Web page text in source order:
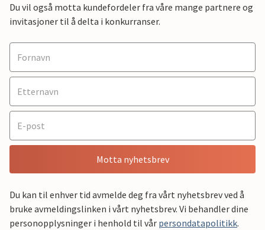
Du vil også motta kundefordeler fra våre mange partnere og
invitasjoner til å delta i konkurranser.
Motta nyhetsbrev
Du kan til enhver tid avmelde deg fra vårt nyhetsbrev ved å
bruke avmeldingslinken i vårt nyhetsbrev. Vi behandler dine
personopplysninger i henhold til vår persondatapolitikk.